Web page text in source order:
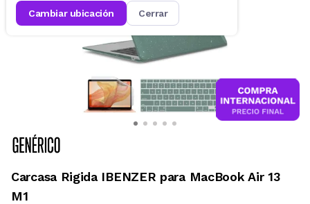
cambiar ubicación cerrar
Carcasa Rigida IBENZER para MacBook Air 13
M1